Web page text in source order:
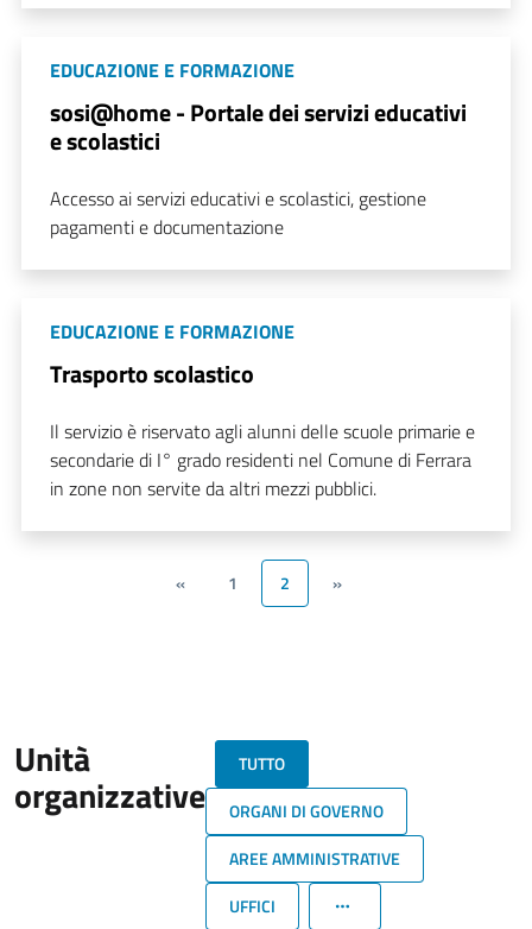
EDUCAZIONE E FORMAZIONE
sosi@home - Portale dei servizi educativi
e scolastici
Accesso ai servizi educativi e scolastici, gestione
pagamenti e documentazione
EDUCAZIONE E FORMAZIONE
Trasporto scolastico
Il servizio è riservato agli alunni delle scuole primarie e
secondarie di I° grado residenti nel Comune di Ferrara
in zone non servite da altri mezzi pubblici.
« 1 2 »
Unità
organizzative
TUTTO
ORGANI DI GOVERNO
AREE AMMINISTRATIVE
UFFICI